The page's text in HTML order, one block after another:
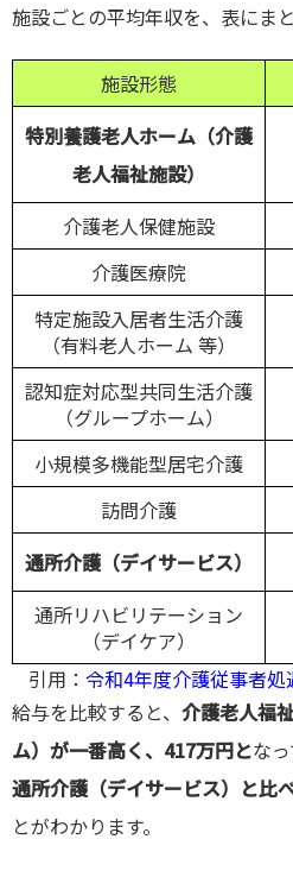
施設ごとの平均年収を、表にま
施設形態
特別養護老人ホーム（介護
老人福祉施設）
介護老人保健施設
介護医療院
特定施設入居者生活介護
（有料老人ホーム 等）
認知症対応型共同生活介護
（グループホーム）
小規模多機能型居宅介護
訪問介護
通所介護（デイサービス）
通所リハビリテーション
（デイケア）
引用： 令和4年度介護従事者
給与を比較すると、 介護老人福
ム）が一番高く、417万円となっ
通所介護（デイサービス）と比
とがわかります。